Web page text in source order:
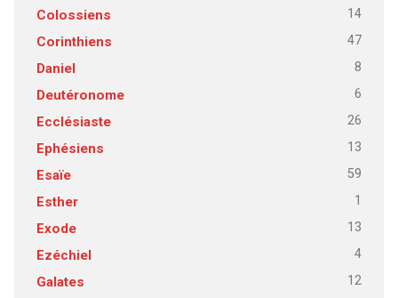
Colossiens 14
Corinthiens 47
Daniel 8
Deutéronome 6
Ecclésiaste 26
Ephésiens 13
Esaïe 59
Esther 1
Exode 13
Ezéchiel 4
Galates 12